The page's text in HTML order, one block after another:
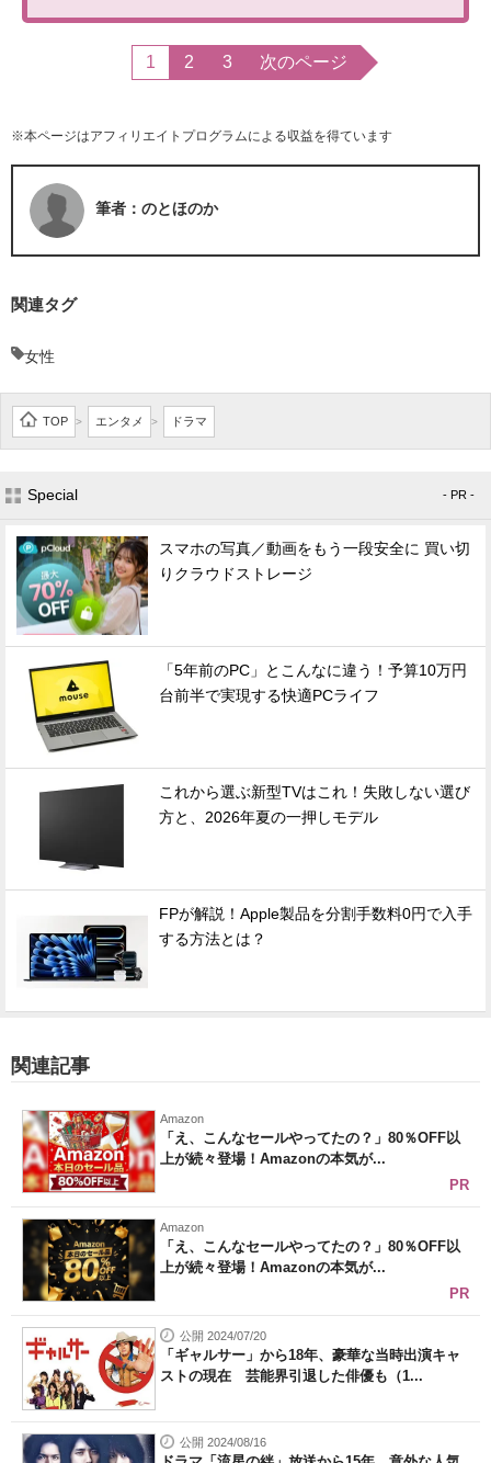
1 2 3 次のページ
※本ページはアフィリエイトプログラムによる収益を得ています
筆者：のとほのか
関連タグ
女性
TOP > エンタメ > ドラマ
Special - PR -
スマホの写真／動画をもう一段安全に 買い切
りクラウドストレージ
「5年前のPC」とこんなに違う！予算10万円
台前半で実現する快適PCライフ
これから選ぶ新型TVはこれ！失敗しない選び
方と、2026年夏の一押しモデル
FPが解説！Apple製品を分割手数料0円で入手
する方法とは？
関連記事
Amazon
「え、こんなセールやってたの？」80％OFF以
上が続々登場！Amazonの本気が...
PR
Amazon
「え、こんなセールやってたの？」80％OFF以
上が続々登場！Amazonの本気が...
PR
公開 2024/07/20
「ギャルサー」から18年、豪華な当時出演キャ
ストの現在 芸能界引退した俳優も（1...
公開 2024/08/16